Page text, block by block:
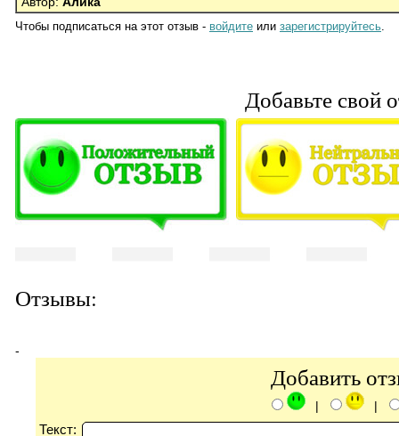
Чтобы подписаться на этот отзыв - войдите или зарегистрируйтесь.
Добавьте свой
Отзывы:
-
Добавить
| |
Текст: